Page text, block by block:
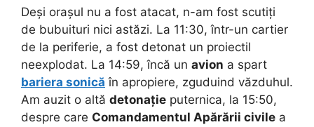
Deși orașul nu a fost atacat, n-am fost scutiți
de bubuituri nici astăzi. La 11:30, într-un cartier
de la periferie, a fost detonat un proiectil
neexplodat. La 14:59, încă un avion a spart
bariera sonică în apropiere, zguduind văzduhul.
Am auzit o altă detonație puternica, la 15:50,
despre care Comandamentul Apărării civile a